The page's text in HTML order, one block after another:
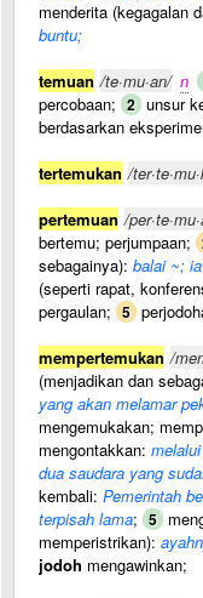
menderita (kegagalan
buntu;
temuan /te·mu·an/ n
percobaan; 2 unsur
berdasarkan
tertemukan /
pertemuan /
bertemu; perjumpaan;
sebagainya): balai ~;
(seperti rapat,
pergaulan; 5
mempertemukan /
(menjadikan dan
yang akan melamar
mengemukakan;
mengontakkan:
dua saudara yang
kembali: Pemerintah
terpisah lama; 5
memperistrikan):
jodoh mengawinkan;